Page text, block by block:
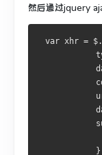
然后通过jquery
var xhr =
            }